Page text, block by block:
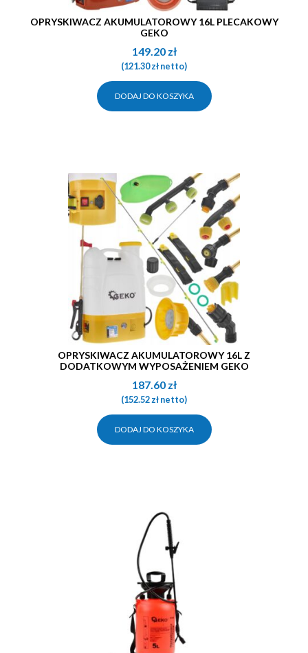
OPRYSKIWACZ AKUMULATOROWY 16L PLECAKOWY
GEKO
149.20 zł
(121.30złnetto)
DODAJ DO KOSZYKA
OPRYSKIWACZ AKUMULATOROWY 16L Z
DODATKOWYM WYPOSAŻENIEM GEKO
187.60 zł
(152.52złnetto)
DODAJ DO KOSZYKA